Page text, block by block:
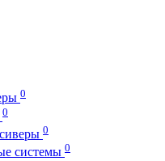
0
0
0
системы 0